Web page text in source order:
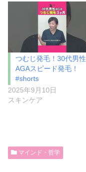
つむじ発毛！30代男性
AGAスピード発毛！
#shorts
2025年9月10日
スキンケア
マインド・哲学